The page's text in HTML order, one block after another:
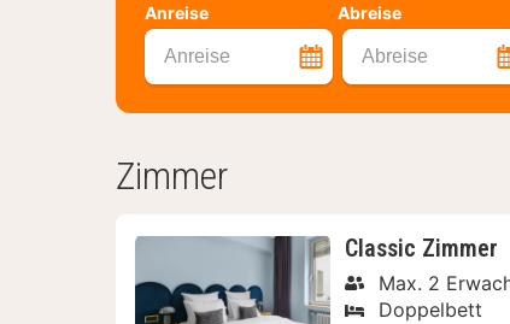
Anreise Abreise
Anreise Abreise
Zimmer
Classic Zimmer
Max. 2
Doppelbett